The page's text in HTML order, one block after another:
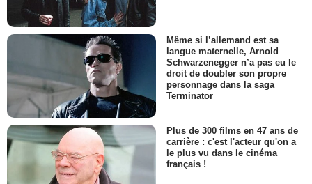
Même si l’allemand est sa
langue maternelle, Arnold
Schwarzenegger n’a pas eu le
droit de doubler son propre
personnage dans la saga
Terminator
Plus de 300 films en 47 ans de
carrière : c'est l'acteur qu'on a
le plus vu dans le cinéma
français !